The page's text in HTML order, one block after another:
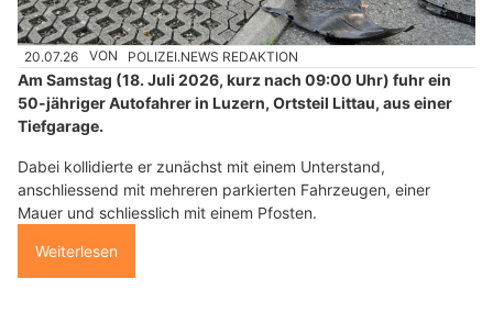
20.07.26 VON POLIZEI.NEWS REDAKTION
Am Samstag (18. Juli 2026, kurz nach 09:00 Uhr) fuhr ein
50-jähriger Autofahrer in Luzern, Ortsteil Littau, aus einer
Tiefgarage.
Dabei kollidierte er zunächst mit einem Unterstand,
anschliessend mit mehreren parkierten Fahrzeugen, einer
Mauer und schliesslich mit einem Pfosten.
Weiterlesen